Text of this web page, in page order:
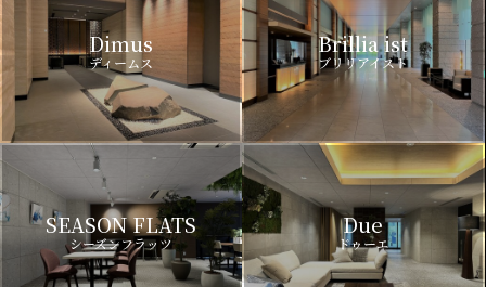
Dimus
ディームス
Brillia ist
ブリリアイスト
SEASON FLATS
シーズンフラッツ
Due
ドゥーエ